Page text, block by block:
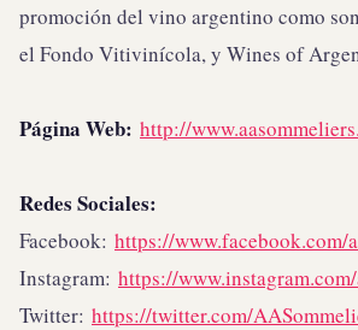
promoción del vino argentino como
el Fondo Vitivinícola, y Wines of
Página Web: http://
Redes Sociales:
Facebook: https://www.facebook.com/
Instagram: https://
Twitter: https://twitter.com/